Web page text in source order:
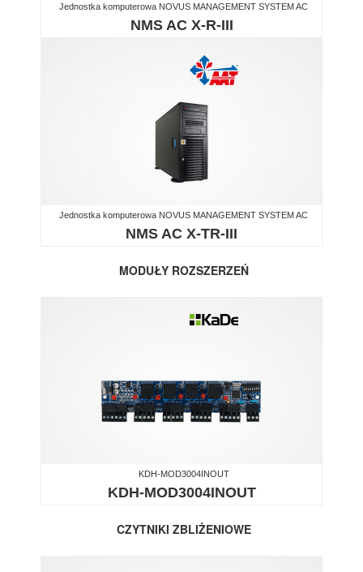
Jednostka komputerowa NOVUS MANAGEMENT SYSTEM AC
NMS AC X-R-III
Jednostka komputerowa NOVUS MANAGEMENT SYSTEM AC
NMS AC X-TR-III
MODUŁY ROZSZERZEŃ
KDH-MOD3004INOUT
KDH-MOD3004INOUT
CZYTNIKI ZBLIŻENIOWE